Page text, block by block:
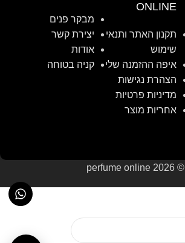
ONLINE
תקנון האתר ותנאי
שימוש
איפה ההזמנה שלי
הצהרת נגישות
מדיניות פרטיות
אחריות מוצר
מבקר פנים
יצירת קשר
אודות
קניה בטוחה
© perfume online 2026